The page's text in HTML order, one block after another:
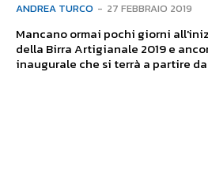
ANDREA TURCO - 27 FEBBRAIO 2019
Mancano ormai pochi giorni
della Birra Artigianale 2019 e
inaugurale che si terrà a partire da